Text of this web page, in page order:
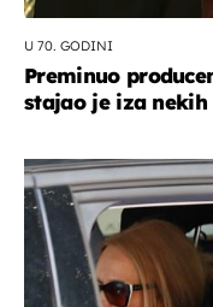
U 70. GODINI
Preminuo
stajao je iza